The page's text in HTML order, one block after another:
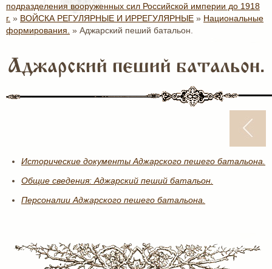
подразделения вооруженных сил Российской империи до 1918
г. » ВОЙСКА РЕГУЛЯРНЫЕ И ИРРЕГУЛЯРНЫЕ » Национальные
формирования. » Аджарский пеший батальон.
Аджарский пеший батальон.
Исторические документы Аджарского пешего батальона.
Общие сведения: Аджарский пеший батальон.
Персоналии Аджарского пешего батальона.